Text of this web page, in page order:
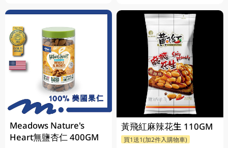
Meadows Nature's
Heart無鹽杏仁 400GM
黃飛紅麻辣花生 110GM
買1送1(加2件入購物車)